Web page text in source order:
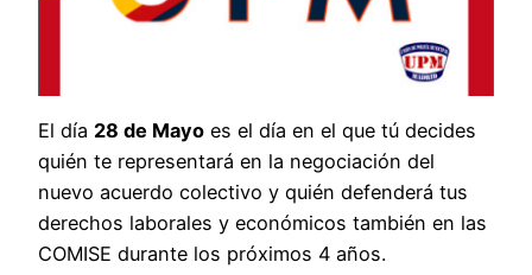
El día 28 de Mayo es el día en el que tú decides
quién te representará en la negociación del
nuevo acuerdo colectivo y quién defenderá tus
derechos laborales y económicos también en las
COMISE durante los próximos 4 años.